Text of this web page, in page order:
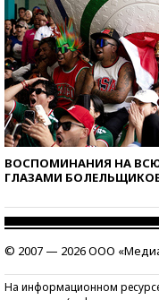
ВОСПОМИНАНИЯ НА
ГЛАЗАМИ
© 2007 — 2026 ООО
На информационном